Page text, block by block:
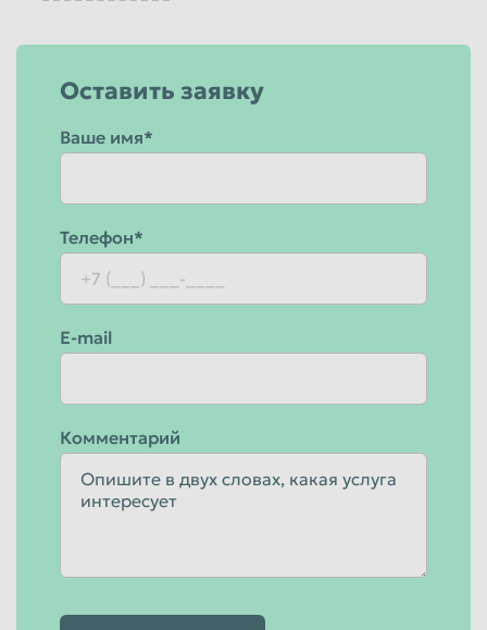
Оставить заявку
Ваше имя*
Телефон*
E-mail
Комментарий